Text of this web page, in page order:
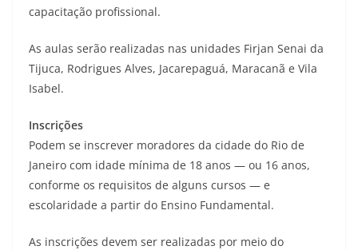
capacitação profissional.
As aulas serão realizadas nas unidades Firjan Senai da
Tijuca, Rodrigues Alves, Jacarepaguá, Maracanã e Vila
Isabel.
Inscrições
Podem se inscrever moradores da cidade do Rio de
Janeiro com idade mínima de 18 anos — ou 16 anos,
conforme os requisitos de alguns cursos — e
escolaridade a partir do Ensino Fundamental.
As inscrições devem ser realizadas por meio do